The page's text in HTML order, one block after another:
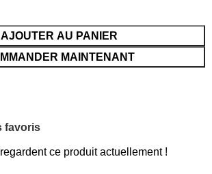
AJOUTER AU PANIER
MAINTENANT
favoris
ce produit actuellement !